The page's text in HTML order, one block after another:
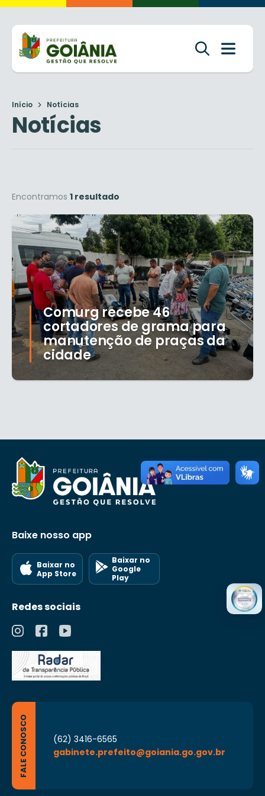
Início Notícias
Notícias
Encontramos 1 resultado
Comurg recebe 46
cortadores de grama para
manutenção de praças da
cidade
Baixe nosso app
Baixar no
App Store
Baixar no
Google
Play
Redes sociais
FALE CONOSCO
(62) 3416-6565
gabinete.prefeito@goiania.go.gov.br